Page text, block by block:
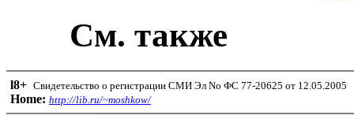
См. также
l8+ Свидетельство о регистрации СМИ Эл No ФС 77-20625 от 12.05.2005
Home: http://lib.ru/~moshkow/